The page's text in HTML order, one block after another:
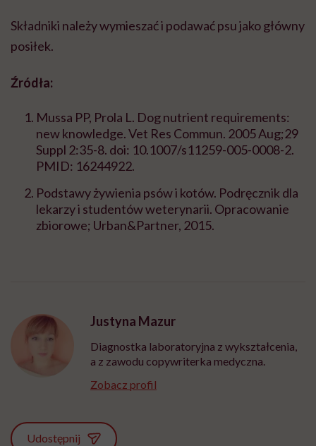
Składniki należy wymieszać i podawać psu jako główny
posiłek.
Źródła:
Mussa PP, Prola L. Dog nutrient requirements:
new knowledge. Vet Res Commun. 2005 Aug;29
Suppl 2:35-8. doi: 10.1007/s11259-005-0008-2.
PMID: 16244922.
Podstawy żywienia psów i kotów. Podręcznik dla
lekarzy i studentów weterynarii. Opracowanie
zbiorowe; Urban&Partner, 2015.
Justyna Mazur
Diagnostka laboratoryjna z wykształcenia,
a z zawodu copywriterka medyczna.
Zobacz profil
Udostępnij